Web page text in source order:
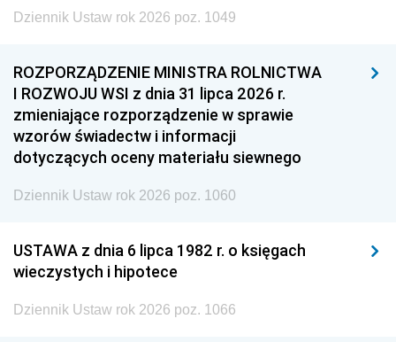
Dziennik Ustaw rok 2026 poz. 1049
ROZPORZĄDZENIE MINISTRA ROLNICTWA
I ROZWOJU WSI z dnia 31 lipca 2026 r.
zmieniające rozporządzenie w sprawie
wzorów świadectw i informacji
dotyczących oceny materiału siewnego
Dziennik Ustaw rok 2026 poz. 1060
USTAWA z dnia 6 lipca 1982 r. o księgach
wieczystych i hipotece
Dziennik Ustaw rok 2026 poz. 1066